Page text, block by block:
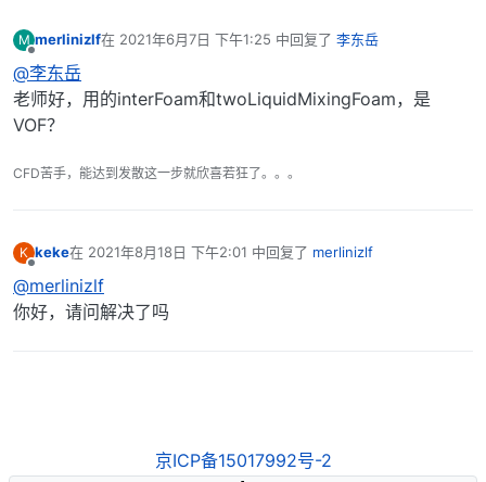
M merlinizlf在 2021年6月7日 下午1:25 中回复了 李东岳
最后由 编辑
@李东岳
老师好，用的interFoam和twoLiquidMixingFoam，是
VOF？
CFD苦手，能达到发散这一步就欣喜若狂了。。。
K keke在 2021年8月18日 下午2:01 中回复了 merlinizlf
最后由 编辑
@merlinizlf
你好，请问解决了吗
京ICP备15017992号-2